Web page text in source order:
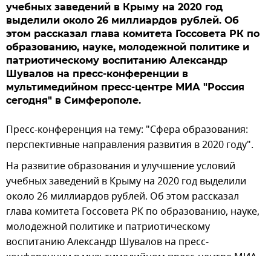
учебных заведений в Крыму на 2020 год
выделили около 26 миллиардов рублей. Об
этом рассказал глава комитета Госсовета РК по
образованию, науке, молодежной политике и
патриотическому воспитанию Александр
Шувалов на пресс-конференции в
мультимедийном пресс-центре МИА "Россия
сегодня" в Симферополе.
Пресс-конференция на тему: "Сфера образования:
перспективные направления развития в 2020 году".
На развитие образования и улучшение условий
учебных заведений в Крыму на 2020 год выделили
около 26 миллиардов рублей. Об этом рассказал
глава комитета Госсовета РК по образованию, науке,
молодежной политике и патриотическому
воспитанию Александр Шувалов на пресс-